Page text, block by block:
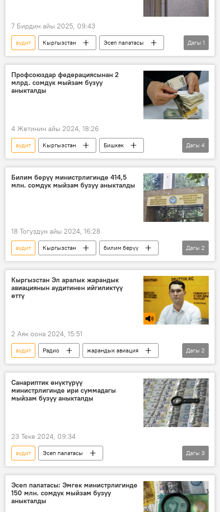
7 Бирдин айы 2025, 09:43
аудит Кыргызстан
Эсеп палатасы
саламаттык сактоо
Дагы 1
Профсоюздар федерациясынан 2
млрд. сомдук мыйзам бузуу
аныкталды
4 Жетинин айы 2024, 18:26
аудит Кыргызстан
Бишкек
УКМК
финансы
мыйзам
Эсеп палатасы
Дагы 4
Билим берүү министрлигинде 414,5
млн. сомдук мыйзам бузуу аныкталды
18 Тогуздун айы 2024, 16:28
аудит Кыргызстан
билим берүү
финансы
мыйзам бузуулар
Дагы 2
Кыргызстан Эл аралык жарандык
авиациянын аудитинен ийгиликтүү
өттү
2 Аяк оона 2024, 15:51
аудит Радио
жарандык авиация
ИКАО
Бектур Джумалиев
Дагы 2
Санариптик өнүктүрүү
министрлигинде ири суммадагы
мыйзам бузуу аныкталды
23 Теке 2024, 09:34
аудит
Эсеп палатасы
Санариптик өнүктүрүү министрлиги
мыйзам бузуулар
Кыргызстан
Дагы 3
Эсеп палатасы: Эмгек министрлигинде
150 млн. сомдук мыйзам бузуу
аныкталды